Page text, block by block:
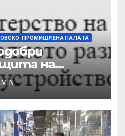
ПРОМИШЛЕНА ПАЛAТА
на
ще се
върху